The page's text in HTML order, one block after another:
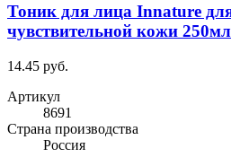
Тоник для лица Innature
чувствительной кожи 250мл
14.45 руб.
Артикул
8691
Cтрана производства
Россия